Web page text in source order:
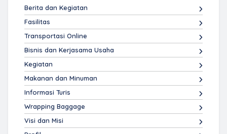
Berita dan Kegiatan
Fasilitas
Transportasi Online
Bisnis dan Kerjasama Usaha
Kegiatan
Makanan dan Minuman
Informasi Turis
Wrapping Baggage
Visi dan Misi